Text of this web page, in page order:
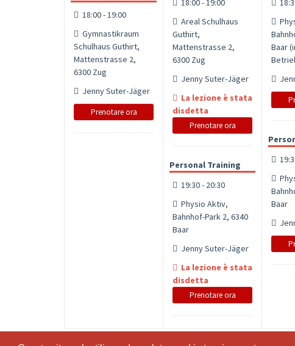
18:00 - 19:00
Gymnastikraum
Schulhaus Guthirt,
Mattenstrasse 2,
6300 Zug
Jenny Suter-Jäger
Prenotare ora
18:00 - 19:00
Areal Schulhaus
Guthirt,
Mattenstrasse 2,
6300 Zug
Jenny Suter-Jäger
La lezione è stata
disdetta
Prenotare ora
Personal Training
19:30 - 20:30
Physio Aktiv,
Bahnhof-Park 2, 6340
Baar
Jenny Suter-Jäger
La lezione è stata
disdetta
Prenotare ora
Baar
Baar